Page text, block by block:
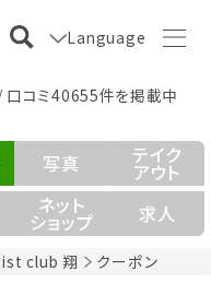
Language
口コミ40655件を掲載中
club 翔 クーポン
写真 テイク
アウト
ネット
ショップ 求人